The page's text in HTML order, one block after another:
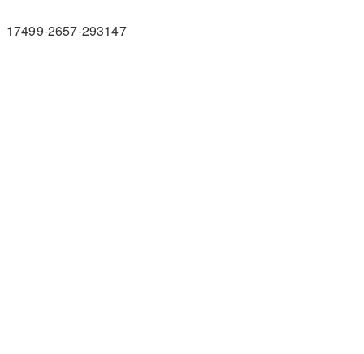
17499-2657-293147